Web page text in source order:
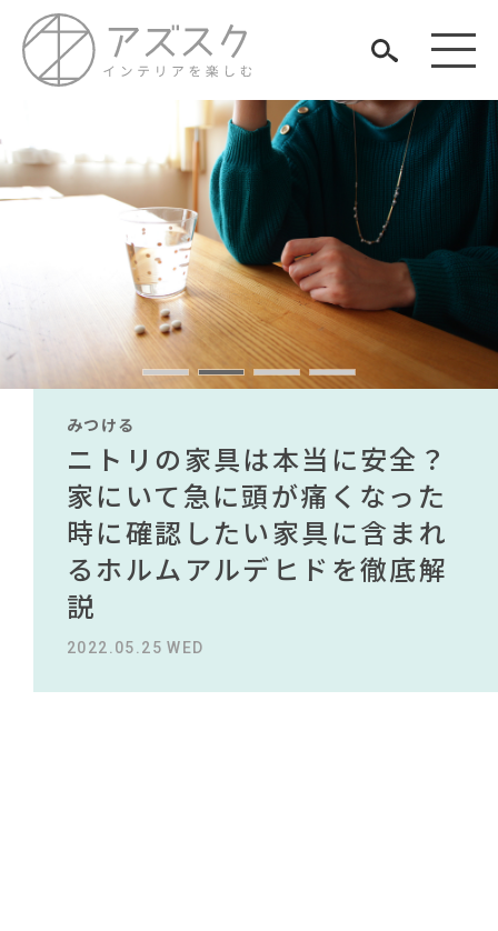
TAG LIST
#家具#DINOS CORPORATION
#河淳#ヤマソロ#フェリシモ
#材木屋のおやじとせがれ
#テレワーク #ACTUS#アダル#大塚家具
#大川家具 #良品計画#コメリ #岡崎製材 #石田ゆり子
#チェア#テーブル
#インテリアスタイリングの法則
#2022 夏ドラマ#カリモク家具#おすすめ
#ファニタメ #木図鑑
#2022 春ドラマ
#無印良品#間宮祥太朗
#ソファ #映画
見つける
知る
楽しむ
ARCHIVE
NEWS
ABOUT
みつける
無印で有名デザイナーのアイ
テムが手に入る？無印良品で
買える有名デザイナーがデザ
インしたインテリアを一挙紹
介
2022.10.24 MON
みつける
IKEA家具は引っ越し業者を悩
ませる？引っ越し業者に敬遠
されている理由を徹底解
説！！
2023.09.27 WED
みつける
ニトリの家具は本当に安全？
家にいて急に頭が痛くなった
時に確認したい家具に含まれ
るホルムアルデヒドを徹底解
説
2022.05.25 WED
みつける
【部屋をおしゃれにしたい人
必見】今話題のインテリアス
タイルから定番スタイルまで
紹介！おすすめインテリアス
タイル18選
2023.09.23 SAT
みつける
無印で有名デザイナーのアイ
テムが手に入る？無印良品で
買える有名デザイナーがデザ
インしたインテリアを一挙紹
介
2022.10.24 MON
みつける
IKEA家具は引っ越し業者を悩
ませる？引っ越し業者に敬遠
されている理由を徹底解
説！！
2023.09.27 WED